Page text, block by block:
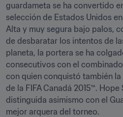
guardameta se ha convertido
selección de Estados Unidos
Alta y muy segura bajo palos,
de desbaratar los intentos de
planeta, la portera se ha
consecutivos con el
con quien conquistó también
de la FIFA Canadá 2015™.
distinguida asimismo con el
mejor arquera del torneo.